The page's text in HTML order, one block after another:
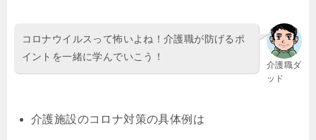
介護職ダ
ッド
コロナウイルスって怖いよね！介護職が防げるポ
イントを一緒に学んでいこう！
介護施設のコロナ対策の具体例は